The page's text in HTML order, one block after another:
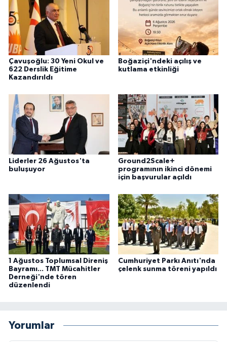
Çavuşoğlu: 30 Yeni Okul ve
622 Derslik Eğitime
Kazandırıldı
Boğaziçi'ndeki açılış ve
kutlama etkinliği
Liderler 26 Ağustos'ta
buluşuyor
Ground2Scale+
programının ikinci dönemi
için başvurular açıldı
1 Ağustos Toplumsal Direniş
Bayramı... TMT Mücahitler
Derneği'nde tören
düzenlendi
Cumhuriyet Parkı Anıtı'nda
çelenk sunma töreni yapıldı
Yorumlar